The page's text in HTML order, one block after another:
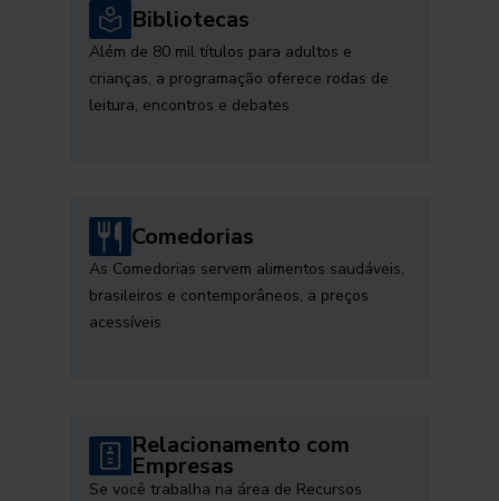
Bibliotecas
Além de 80 mil títulos para adultos e
crianças, a programação oferece rodas de
leitura, encontros e debates
Comedorias
As Comedorias servem alimentos saudáveis,
brasileiros e contemporâneos, a preços
acessíveis
Relacionamento com
Empresas
Se você trabalha na área de Recursos